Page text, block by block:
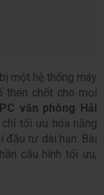
một hệ thống máy
then chốt cho mọi
PC văn phòng Hải
tối ưu hóa năng
đầu tư dài hạn. Bài
cấu hình tối ưu,